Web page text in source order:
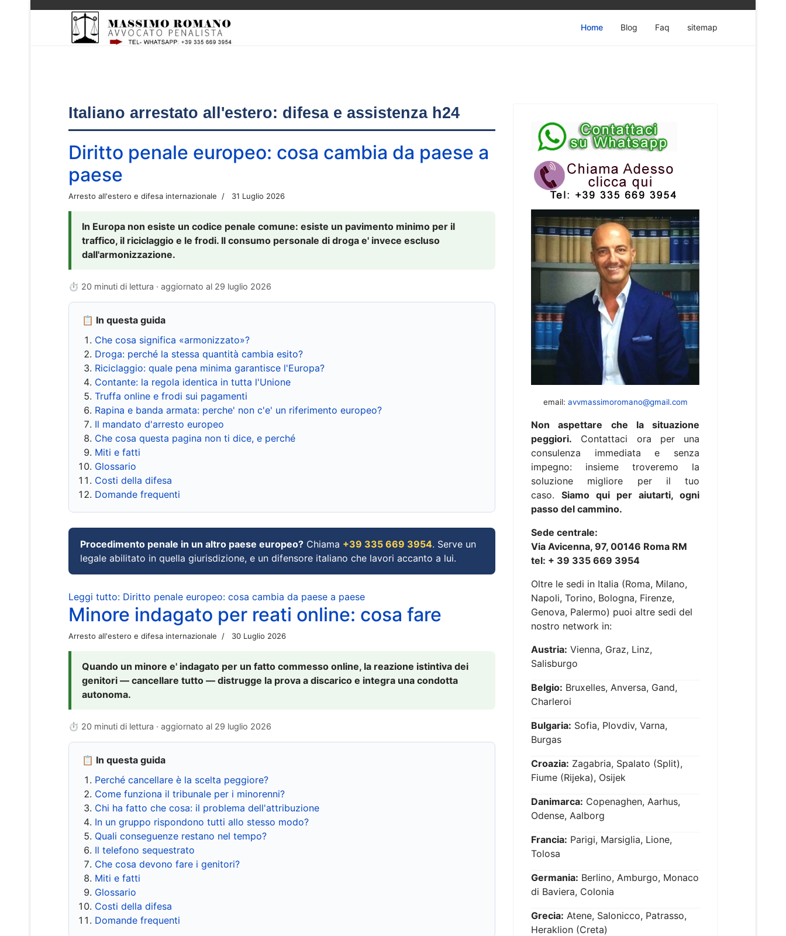
Home Blog Faq sitemap
Italiano arrestato all'estero: difesa e assistenza h24
Diritto penale europeo: cosa cambia da paese a
paese
Arresto all'estero e difesa internazionale 31 Luglio 2026
In Europa non esiste un codice penale comune: esiste un pavimento minimo per il
traffico, il riciclaggio e le frodi. Il consumo personale di droga e' invece escluso
dall'armonizzazione.
⏱ 20 minuti di lettura · aggiornato al 29 luglio 2026
📋 In questa guida
Che cosa significa «armonizzato»?
Droga: perché la stessa quantità cambia esito?
Riciclaggio: quale pena minima garantisce l'Europa?
Contante: la regola identica in tutta l'Unione
Truffa online e frodi sui pagamenti
Rapina e banda armata: perche' non c'e' un riferimento europeo?
Il mandato d'arresto europeo
Che cosa questa pagina non ti dice, e perché
Miti e fatti
Glossario
Costi della difesa
Domande frequenti
Procedimento penale in un altro paese europeo? Chiama +39 335 669 3954. Serve un
legale abilitato in quella giurisdizione, e un difensore italiano che lavori accanto a lui.
Leggi tutto: Diritto penale europeo: cosa cambia da paese a paese
Minore indagato per reati online: cosa fare
Arresto all'estero e difesa internazionale 30 Luglio 2026
Quando un minore e' indagato per un fatto commesso online, la reazione istintiva dei
genitori — cancellare tutto — distrugge la prova a discarico e integra una condotta
autonoma.
⏱ 20 minuti di lettura · aggiornato al 29 luglio 2026
📋 In questa guida
Perché cancellare è la scelta peggiore?
Come funziona il tribunale per i minorenni?
Chi ha fatto che cosa: il problema dell'attribuzione
In un gruppo rispondono tutti allo stesso modo?
Quali conseguenze restano nel tempo?
Il telefono sequestrato
Che cosa devono fare i genitori?
Miti e fatti
Glossario
Costi della difesa
Domande frequenti
email: avvmassimoromano@gmail.com
Non aspettare che la situazione
peggiori. Contattaci ora per una
consulenza immediata e senza
impegno: insieme troveremo la
soluzione migliore per il tuo
caso. Siamo qui per aiutarti, ogni
passo del cammino.
Sede centrale:
Via Avicenna, 97, 00146 Roma RM
tel: + 39 335 669 3954
Oltre le sedi in Italia (Roma, Milano,
Napoli, Torino, Bologna, Firenze,
Genova, Palermo) puoi altre sedi del
nostro network in:
Austria: Vienna, Graz, Linz,
Salisburgo
Belgio: Bruxelles, Anversa, Gand,
Charleroi
Bulgaria: Sofia, Plovdiv, Varna,
Burgas
Croazia: Zagabria, Spalato (Split),
Fiume (Rijeka), Osijek
Danimarca: Copenaghen, Aarhus,
Odense, Aalborg
Francia: Parigi, Marsiglia, Lione,
Tolosa
Germania: Berlino, Amburgo, Monaco
di Baviera, Colonia
Grecia: Atene, Salonicco, Patrasso,
Heraklion (Creta)